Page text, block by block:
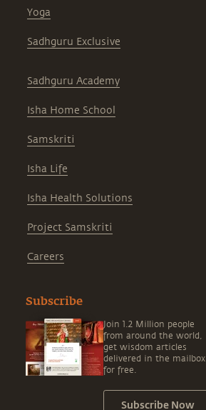
Yoga
Sadhguru Exclusive
Sadhguru Academy
Isha Home School
Samskriti
Isha Life
Isha Health Solutions
Project Samskriti
Careers
Subscribe
Join 1.2 Million people
from around the world,
get wisdom articles
delivered in the mailbox
for free.
Subscribe Now